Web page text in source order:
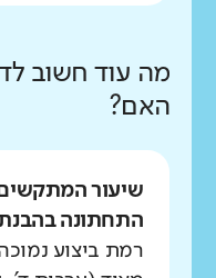
מה עוד חשוב
האם?
שיעור
התחתונה
רמת ביצוע